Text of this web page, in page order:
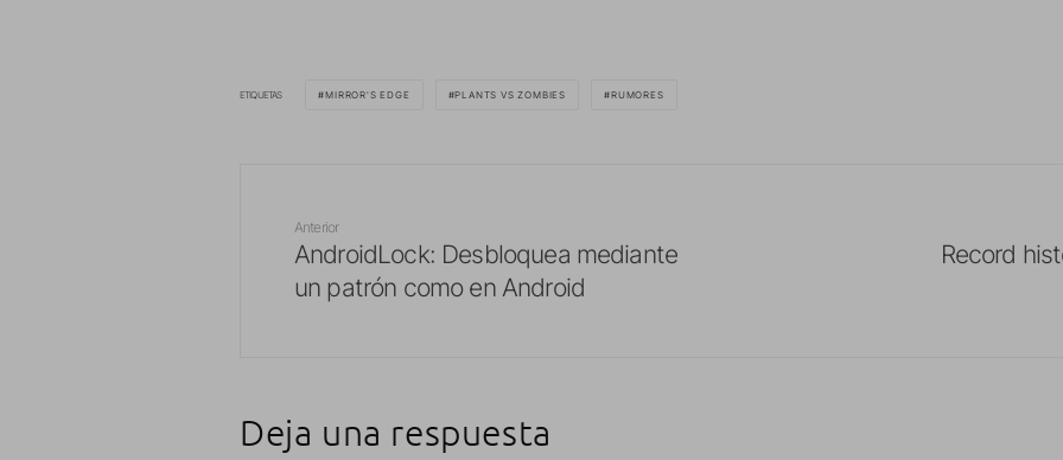
ETIQUETAS MIRROR'S EDGE PLANTS VS ZOMBIES RUMORES
Anterior
AndroidLock: Desbloquea mediante
un patrón como en Android
Record
Deja una respuesta